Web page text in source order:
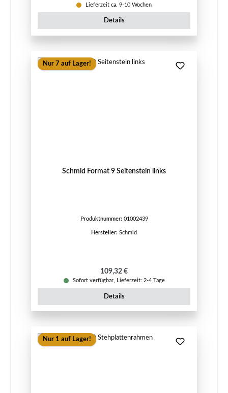
Lieferzeit ca. 9-10 Wochen
Details
Nur 7 auf Lager!
Schmid Format 9 Seitenstein links
Produktnummer: 01002439
Hersteller: Schmid
Regulärer Preis:
109,32 €
Sofort verfügbar, Lieferzeit: 2-4 Tage
Details
Nur 1 auf Lager!